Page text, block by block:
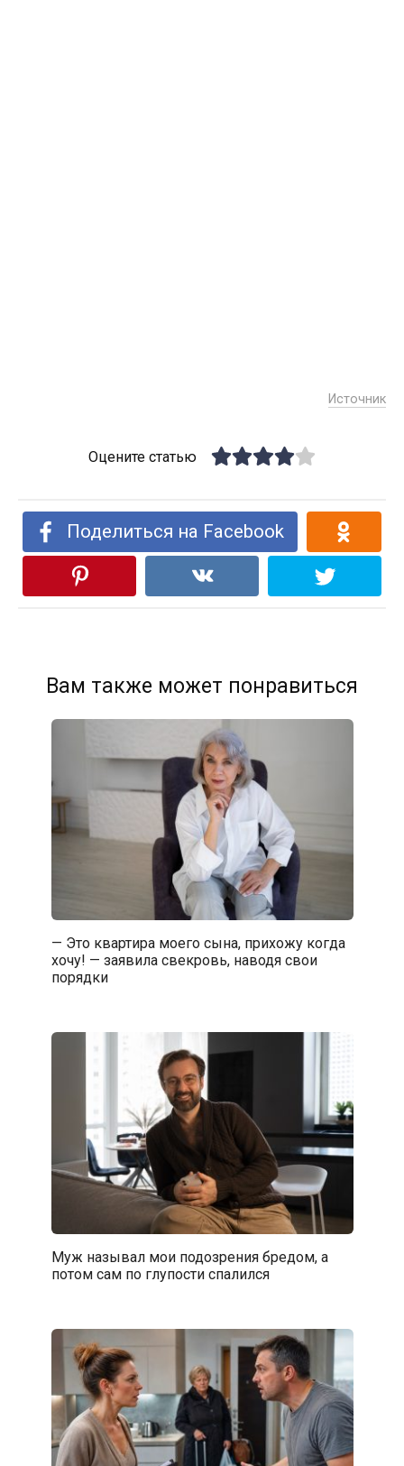
Источник
Оцените статью
Поделиться на Facebook
Вам также может понравиться
— Это квартира моего сына, прихожу когда
хочу! — заявила свекровь, наводя свои
порядки
Муж называл мои подозрения бредом, а
потом сам по глупости спалился